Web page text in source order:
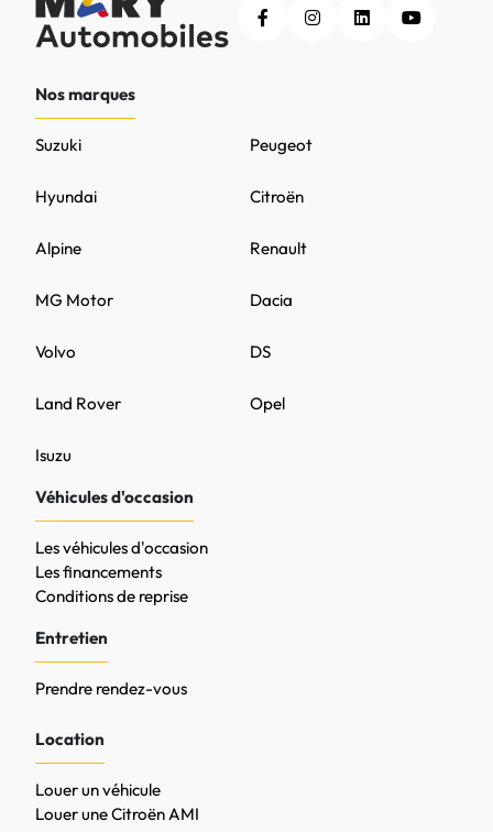
Nos marques
Peugeot
DS
MG Motor
Citroën
Opel
Volvo
Renault
Hyundai
Land Rover
Dacia
Alpine
Isuzu
Suzuki
Véhicules d'occasion
Les véhicules d'occasion
Les financements
Conditions de reprise
Entretien
Prendre rendez-vous
Location
Louer un véhicule
Louer une Citroën AMI